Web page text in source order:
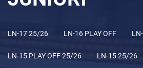
LN-17 25/26 LN-16 PLAY OFF
LN-15 PLAY OFF 25/26 LN-15 25/26